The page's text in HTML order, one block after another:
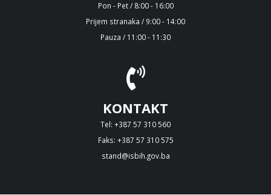
Pon - Pet / 8:00 - 16:00
Prijem stranaka / 9:00 - 14:00
Pauza / 11:00 - 11:30
KONTAKT
Tel: +387 57 310 560
Faks: +387 57 310 575
stand@isbih.gov.ba